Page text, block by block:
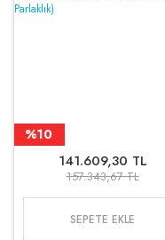
%10
141.609,30 TL
157.343,67 TL
SEPETE EKLE